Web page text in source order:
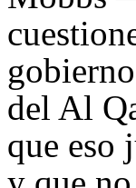
del Al
que eso